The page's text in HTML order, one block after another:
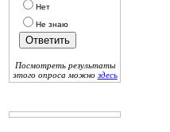
Нет
Не знаю
Посмотреть результаты
этого опроса можно здесь